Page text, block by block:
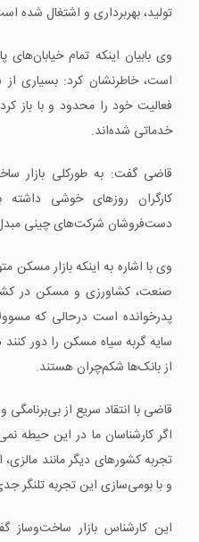
تولید، بهر‌برداری و اشتغال شده
وی بابیان اینکه تمام
است، خاطرنشان کرد: بسیاری
فعالیت خود را محدود و با باز
خدماتی شده‌اند.
قاضی گفت: به طورکلی بازار
کارگران روزهای خوشی داشته
دست‌فروشان شرکت‌های چینی
وی با اشاره به اینکه بازار مسکن
صنعت، کشاورزی و مسکن در
پدرخوانده است درحالی که
سایه گربه سیاه مسکن را دور
از بانک‌ها شکم‌چران هستند.
قاضی با انتقاد سریع از
اگر کارشناسان ما در این حیطه
تجربه کشورهای دیگر مانند مالزی،
و با بومی‌سازی این تجربه تلنگر
این کارشناس بازار ساخت‌وساز